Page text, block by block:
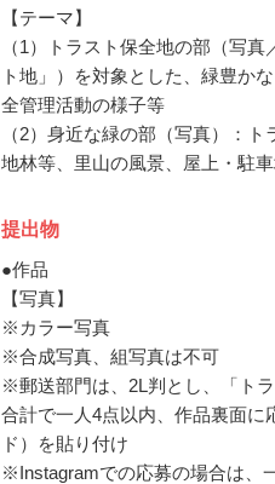
【テーマ】
（1）トラスト保全地の部（写
ト地」）を対象とした、緑豊か
全管理活動の様子等
（2）身近な緑の部（写真）：
地林等、里山の風景、屋上・駐
提出物
●作品
【写真】
※カラー写真
※合成写真、組写真は不可
※郵送部門は、2L判とし、「ト
合計で一人4点以内、作品裏面に
ド）を貼り付け
※Instagramでの応募の場合は、